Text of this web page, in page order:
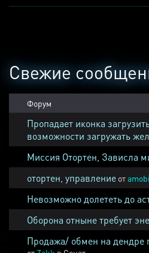
Свежие
Форум
Пропадает иконка
возможности загружать
Миссия Отортен, Зависла
отортен, управление отamobi
Невозможно долететь до
Оборона отныне требует
Продажа/ обмен на дендре